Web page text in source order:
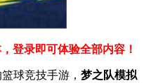
登录即可体验全部内容！
球竞技手游， 梦之队模拟